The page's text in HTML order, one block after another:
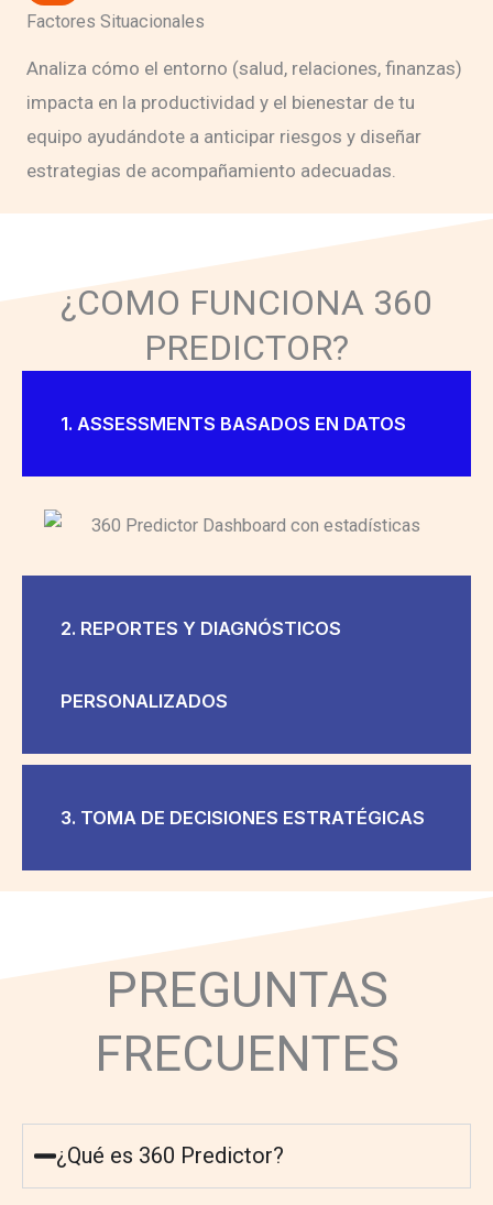
Factores Situacionales
Analiza cómo el entorno (salud, relaciones, finanzas)
impacta en la productividad y el bienestar de tu
equipo ayudándote a anticipar riesgos y diseñar
estrategias de acompañamiento adecuadas.
¿COMO FUNCIONA 360
PREDICTOR?
1. ASSESSMENTS BASADOS EN DATOS
2. REPORTES Y DIAGNÓSTICOS
PERSONALIZADOS
3. TOMA DE DECISIONES ESTRATÉGICAS
PREGUNTAS
FRECUENTES
¿Qué es 360 Predictor?